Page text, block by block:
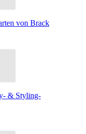
von Brack
& Styling-